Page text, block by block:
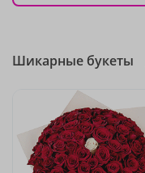
Шикарные букеты